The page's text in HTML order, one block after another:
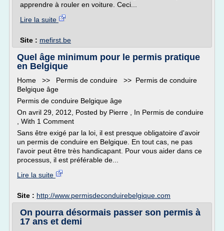
apprendre à rouler en voiture. Ceci...
Lire la suite
Site : mefirst.be
Quel âge minimum pour le permis pratique
en Belgique
Home >> Permis de conduire >> Permis de conduire
Belgique âge
Permis de conduire Belgique âge
On avril 29, 2012, Posted by Pierre , In Permis de conduire
, With 1 Comment
Sans être exigé par la loi, il est presque obligatoire d'avoir
un permis de conduire en Belgique. En tout cas, ne pas
l'avoir peut être très handicapant. Pour vous aider dans ce
processus, il est préférable de...
Lire la suite
Site : http://www.permisdeconduirebelgique.com
On pourra désormais passer son permis à
17 ans et demi